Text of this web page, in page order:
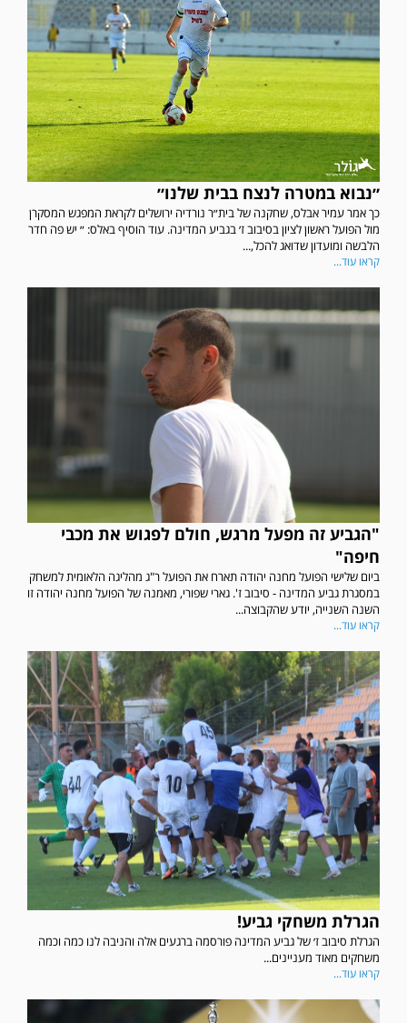
״נבוא במטרה לנצח בבית שלנו״
כך אמר עמיר אבלס, שחקנה של בית״ר נורדיה ירושלים לקראת המפגש המסקרן
מול הפועל ראשון לציון בסיבוב ז׳ בגביע המדינה. עוד הוסיף באלס: ״ יש פה חדר
הלבשה ומועדון שדואג להכל,...
קראו עוד...
"הגביע זה מפעל מרגש, חולם לפגוש את מכבי
חיפה"
ביום שלישי הפועל מחנה יהודה תארח את הפועל ר"ג מהליגה הלאומית למשחק
במסגרת גביע המדינה - סיבוב ז'. גארי שפורי, מאמנה של הפועל מחנה יהודה זו
השנה השנייה, יודע שהקבוצה...
קראו עוד...
הגרלת משחקי גביע!
הגרלת סיבוב ז׳ של גביע המדינה פורסמה ברגעים אלה והניבה לנו כמה וכמה
משחקים מאוד מעניינים...
קראו עוד...